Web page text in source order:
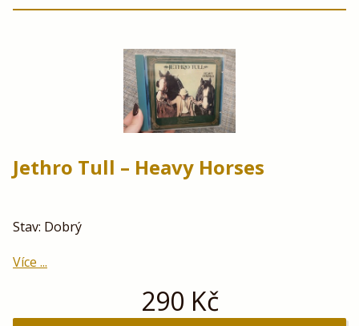
Jethro Tull – Heavy Horses
Stav: Dobrý
Více ...
290 Kč